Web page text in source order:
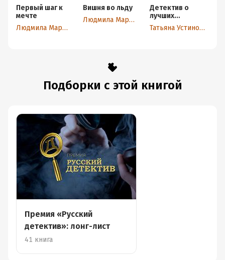
Первый шаг к
мечте
Людмила Мартова
Вишня во льду
Людмила Мартова
Детектив о
лучших
мужчинах
Татьяна Устинова
Подборки с этой книгой
Премия «Русский
детектив»: лонг-лист
41 книга